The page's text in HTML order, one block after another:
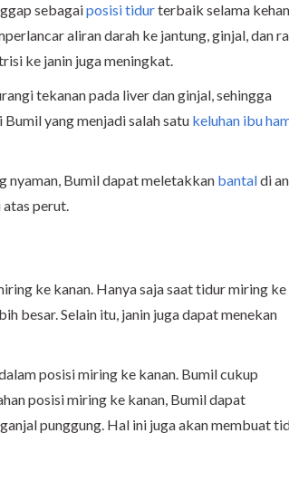
sebagaiposisi tidurterbaik selama
aliran darah ke jantung, ginjal, dan
ke janin juga meningkat.
tekanan pada liver dan ginjal, sehingga
yang menjadi salah satu keluhan ibu
nyaman, Bumil dapat meletakkan bantaldi
atas perut.
ke kanan. Hanya saja saat tidur miring ke
besar. Selain itu, janin juga dapat menekan
posisi miring ke kanan. Bumil cukup
posisi miring ke kanan, Bumil dapat
punggung. Hal ini juga akan membuat